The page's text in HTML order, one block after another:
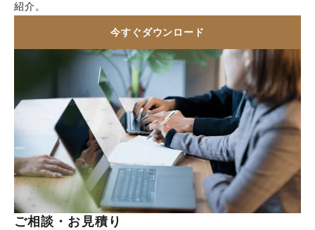
紹介。
今すぐダウンロード
ご相談・お見積り